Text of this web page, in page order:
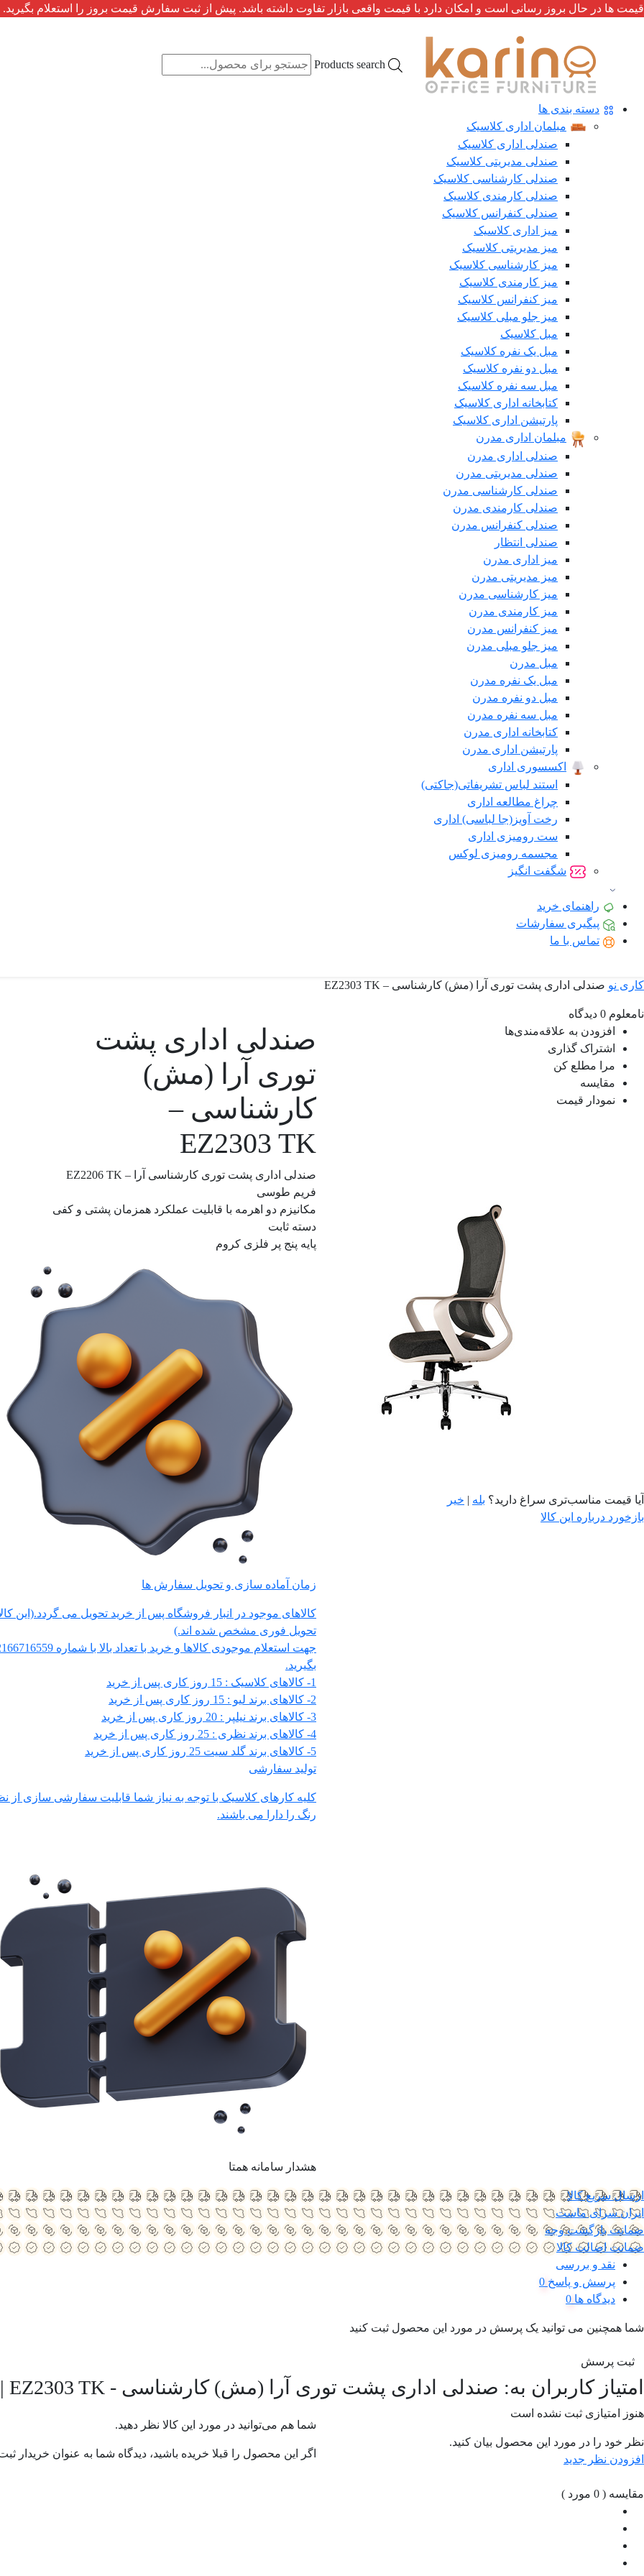
قیمت ها در حال بروز رسانی است و امکان دارد با قیمت واقعی بازار تفاوت داشته باشد. پیش از ثبت سفارش قیمت بروز را استعلام بگیرید.
Products search
دسته بندی ها
مبلمان اداری کلاسیک
صندلی اداری کلاسیک
صندلی مدیریتی کلاسیک
صندلی کارشناسی کلاسیک
صندلی کارمندی کلاسیک
صندلی کنفرانس کلاسیک
میز اداری کلاسیک
میز مدیریتی کلاسیک
میز کارشناسی کلاسیک
میز کارمندی کلاسیک
میز کنفرانس کلاسیک
میز جلو مبلی کلاسیک
مبل کلاسیک
مبل یک نفره کلاسیک
مبل دو نفره کلاسیک
مبل سه نفره کلاسیک
کتابخانه اداری کلاسیک
پارتیشن اداری کلاسیک
مبلمان اداری مدرن
صندلی اداری مدرن
صندلی مدیریتی مدرن
صندلی کارشناسی مدرن
صندلی کارمندی مدرن
صندلی کنفرانس مدرن
صندلی انتظار
میز اداری مدرن
میز مدیریتی مدرن
میز کارشناسی مدرن
میز کارمندی مدرن
میز کنفرانس مدرن
میز جلو مبلی مدرن
مبل مدرن
مبل یک نفره مدرن
مبل دو نفره مدرن
مبل سه نفره مدرن
کتابخانه اداری مدرن
پارتیشن اداری مدرن
اکسسوری اداری
استند لباس تشریفاتی(جاکتی)
چراغ مطالعه اداری
رخت آویز(جا لباسی) اداری
ست رومیزی اداری
مجسمه رومیزی لوکس
شگفت انگیز
راهنمای خرید
پیگیری سفارشات
تماس با ما
کاری نو صندلی اداری پشت توری آرا (مش) کارشناسی – EZ2303 TK
نامعلوم 0 دیدگاه
افزودن به علاقه‌مندی‌ها
اشتراک گذاری
مرا مطلع کن
مقایسه
نمودار قیمت
آیا قیمت مناسب‌تری سراغ دارید؟ بله | خیر
بازخورد درباره این کالا
صندلی اداری پشت
توری آرا (مش)
کارشناسی –
EZ2303 TK
صندلی اداری پشت توری کارشناسی آرا – EZ2206 TK
فریم طوسی
مکانیزم دو اهرمه با قابلیت عملکرد همزمان پشتی و کفی
دسته ثابت
پایه پنج پر فلزی کروم
زمان آماده سازی و تحویل سفارش ها
کالاهای موجود در انبار فروشگاه پس از خرید تحویل می گردد.(این
تحویل فوری مشخص شده اند.)
بگیرید.
1- کالاهای کلاسیک : 15 روز کاری پس از خرید
2- کالاهای برند لیو : 15 روز کاری پس از خرید
3- کالاهای برند نیلپر : 20 روز کاری پس از خرید
4- کالاهای برند نظری : 25 روز کاری پس از خرید
5- کالاهای برند گلد سیت 25 روز کاری پس از خرید
تولید سفارشی
کلیه کارهای کلاسیک با توجه به نیاز شما قابلیت سفارشی سازی از
رنگ را دارا می باشند.
هشدار سامانه همتا
ارسال سریع کالا
ایران سرای ماست
ضمانت بازگشت وجه
ضمانت اضالت کالا
نقد و بررسی
پرسش و پاسخ
دیدگاه ها
شما همچنین می توانید یک پرسش در مورد این محصول ثبت کنید
ثبت پرسش
امتیاز کاربران به: صندلی اداری پشت توری آرا (مش) کارشناسی - EZ2303 TK |
هنوز امتیازی ثبت نشده است
نظر خود را در مورد این محصول بیان کنید.
افزودن نظر جدید
شما هم می‌توانید در مورد این کالا نظر دهید.
اگر این محصول را قبلا خریده باشید، دیدگاه شما به عنوان خریدار
مقایسه ( 0 مورد )